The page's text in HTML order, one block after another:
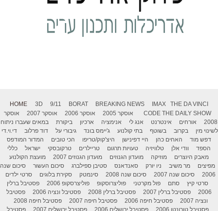
HOME 3D 9/11 BORAT BREAKING NEWS IMAX
THE DA VINCI
CODE THE DAILY SHOW אוסקר 2005 אוסקר 2006 אוסקר 2007
אוסקר
2008
אורחים אינטרנט אנג לי אנימציה ארכיון ביקורת
במאים שעברו ניתוח
לשינוי מין
בקרוב בשוטף בתי קולנוע ג'יימס בונד גיבורי על דוד פרלוב
די.וי.די
דפש מוד
האחים כהן היי דפינישן היצ'קוק/טריפו הכי טובים
המדור המודפס
הספד
וודי אלן טלוויזיה טעויות תרגום טריילרים טרקובסקי ישראל
כללי
מאבק היוצרים
מוזיקה מועדון הגנוזים מועדון הגנוזים 2007
מועצת הקולנוע
מפיצים
מר משיב ניו יורק סאנדאנס סטיבן ספילברג סיכום העשור
סיכום שנה
2006
סיכום שנה 2007 סיכום שנה 2008 סינמטק סקירת בלוגים
סרטי ילדים
סרטי קיץ
סתם פול מקרטני פוליצרוסקופ פוליצרסקופ 2006
פסטיבל ברלין
2006
פסטיבל ברלין 2007 פסטיבל ברלין 2008 פסטיבל ונציה 2006
פסטיבל
ונציה 2007
פסטיבל חיפה 2006 פסטיבל חיפה 2007
פסטיבל חיפה 2008